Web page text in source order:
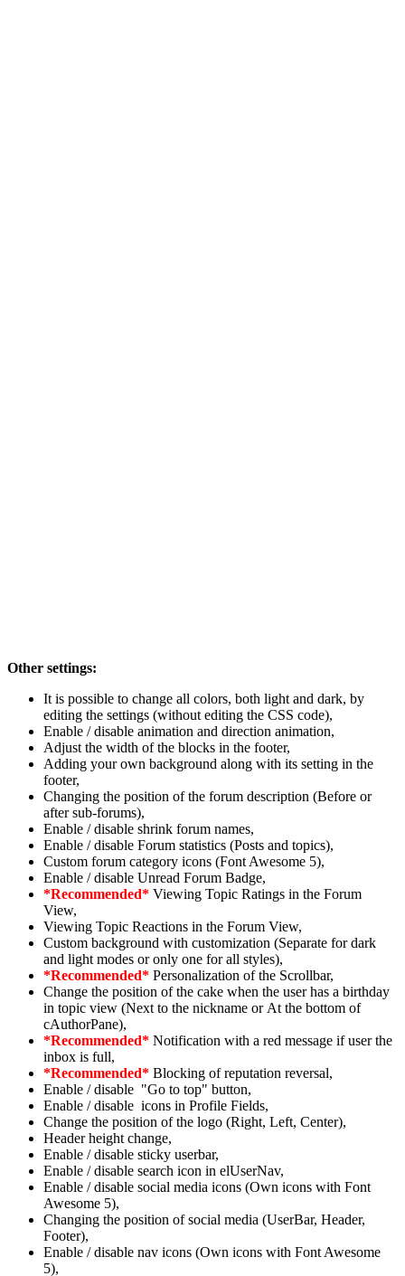
Other settings:
It is possible to change all colors, both light and dark, by
editing the settings (without editing the CSS code),
Enable / disable animation and direction animation,
Adjust the width of the blocks in the footer,
Adding your own background along with its setting in the
footer,
Changing the position of the forum description (Before or
after sub-forums),
Enable / disable shrink forum names,
Enable / disable Forum statistics (Posts and topics),
Custom forum category icons (Font Awesome 5),
Enable / disable Unread Forum Badge,
*Recommended* Viewing Topic Ratings in the Forum
View,
Viewing Topic Reactions in the Forum View,
Custom background with customization (Separate for dark
and light modes or only one for all styles),
*Recommended* Personalization of the Scrollbar,
Change the position of the cake when the user has a birthday
in topic view (Next to the nickname or At the bottom of
cAuthorPane),
*Recommended* Notification with a red message if user the
inbox is full,
*Recommended* Blocking of reputation reversal,
Enable / disable "Go to top" button,
Enable / disable icons in Profile Fields,
Change the position of the logo (Right, Left, Center),
Header height change,
Enable / disable sticky userbar,
Enable / disable search icon in elUserNav,
Enable / disable social media icons (Own icons with Font
Awesome 5),
Changing the position of social media (UserBar, Header,
Footer),
Enable / disable nav icons (Own icons with Font Awesome
5),